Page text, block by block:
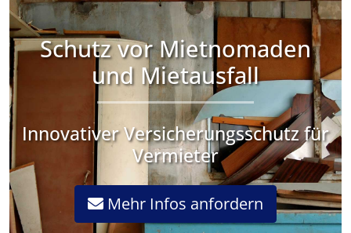
Schutz vor Mietnomaden
und Mietausfall
Innovativer Versicherungsschutz für
Vermieter
Mehr Infos anfordern